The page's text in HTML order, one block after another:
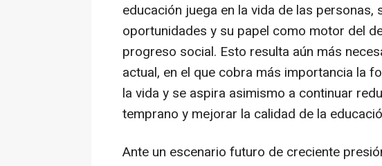
educación juega en la vida de las
oportunidades y su papel como motor del
progreso social. Esto resulta aún más
actual, en el que cobra más importancia la
la vida y se aspira asimismo a continuar
temprano y mejorar la calidad de la
Ante un escenario futuro de creciente